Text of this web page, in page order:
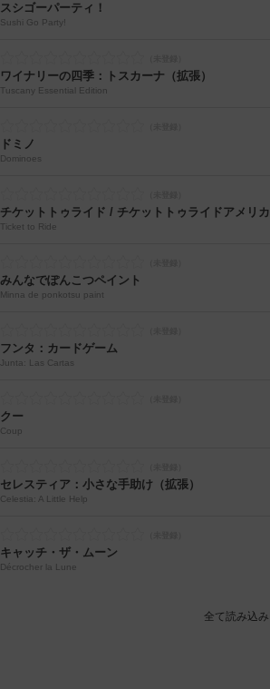
スシゴーパーティ！
Sushi Go Party!
ワイナリーの四季：トスカーナ（拡張）
Tuscany Essential Edition
ドミノ
Dominoes
チケットトゥライド / チケットトゥライドアメリカ
Ticket to Ride
みんなでぽんこつペイント
Minna de ponkotsu paint
フンタ：カードゲーム
Junta: Las Cartas
クー
Coup
セレスティア：小さな手助け（拡張）
Celestia: A Little Help
キャッチ・ザ・ムーン
Décrocher la Lune